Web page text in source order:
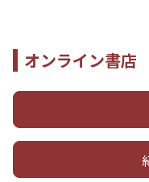
オンライン書店